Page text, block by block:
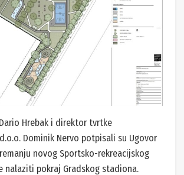
Hrebak i direktor tvrtke
Dominik Nervo potpisali su Ugovor
novog Sportsko-rekreacijskog
nalaziti pokraj Gradskog stadiona.